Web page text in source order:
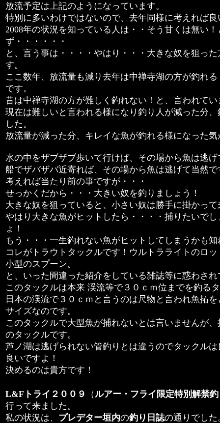
放流予定は上記のようになっています。
特別に多いわけではないので、去年同様に考えれば
2008年の状況を知っている人は・・そう甘くは無い
ず・・・・・・
と、言う事は・・・・やはり・・・大きな奴を狙っ
す。
ここ数年、放流量も減り去年は中禅寺湖の方が釣れ
です。
昔は中禅寺湖の方が難しく釣れない！と、言われてい
現在は難しいと言われる様になり釣り人が減った分
した。
放流量が減った分、キレイな魚が釣れる様になった
水の中をザブザブ歩いて行けば、その場から魚は逃
船でザバザバ近寄れば、その場から魚は逃げて当然で
考えれば当たり前の事ですが・・・
せっかくだから・・・大きい奴を釣りましょう！
大きな奴を狙っていると、小さい奴は勝手に掛かって
やはり大きな魚がヒットしたら・・・・捕りたいで
ょ！
もう・・・一生釣れない魚がヒットしてしまうかも
コレがトラウトタックルです！ウルトラライトのロ
小型のスプーン。
と、いった間違った紹介をしている雑誌等に惑わさ
このタックルは本来 渓流等で３０ｃｍ位までを釣る
日本の渓流で３０ｃｍと言うのは尺物と言われ魚拓
サイズなのです。
このタックルで大型魚が捕れないとは言いませんが
のタックルです。
芦ノ湖は逃げられない管釣りとは違うのでタックル
良いですよ！
決めるのは貴方です！
L&Fトライ２００９ （ ルアー・フライ限定特別解禁
行って来ました。
私の状況は、 プレデター垣内の釣り日誌の通りでした